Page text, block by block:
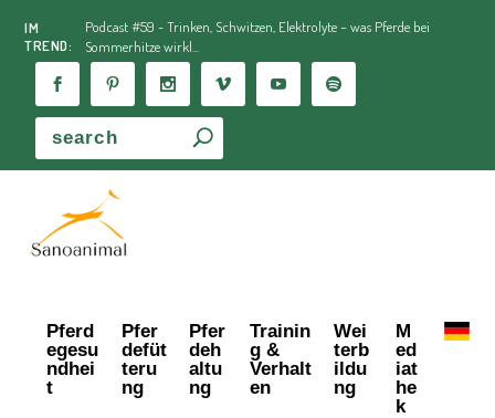
IM
TREND:
Podcast #59 - Trinken, Schwitzen, Elektrolyte – was Pferde bei
Sommerhitze wirkl...
Pferd
egesu
ndhei
t
Pfer
defüt
teru
ng
Pfer
deh
altu
ng
Trainin
g &
Verhalt
en
Wei
terb
ildu
ng
M
ed
iat
he
k